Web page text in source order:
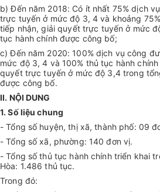
b) Đến năm 2018: Có ít nhất 75% dịch
trực tuyến ở mức độ 3, 4 và khoảng
tiếp nhận, giải quyết trực tuyến ở mức
tục hành chính được công bố;
c) Đến năm 2020: 100% dịch vụ công
mức độ 3, 4 và 100% thủ tục hành
quyết trực tuyến ở mức độ 3,4 trong
được công bố.
II. NỘI DUNG
1. Số liệu chung
- Tổng số huyện, thị xã, thành phố: 09
- Tổng số xã, phường: 140 đơn vị.
- Tổng số thủ tục hành chính triển khai
Hòa: 1.486 thủ tục.
Trong đó: